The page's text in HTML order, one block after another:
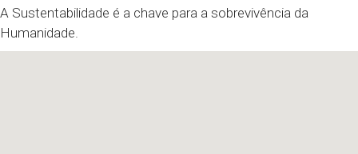
A Sustentabilidade é a chave para a sobrevivência da
Humanidade.